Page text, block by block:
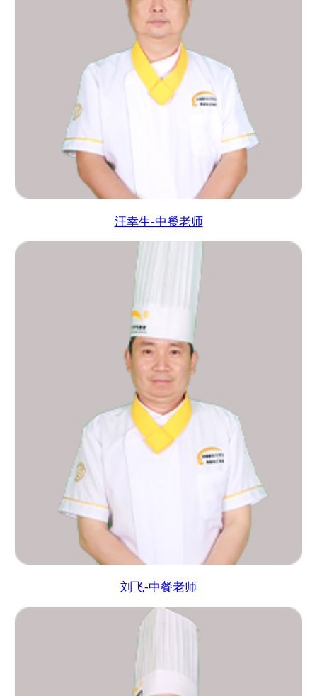
汪幸生-中餐老师
刘飞-中餐老师